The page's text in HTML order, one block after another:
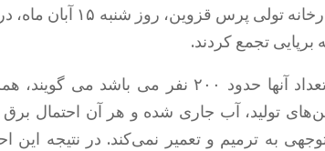
از کارگران کارخانه
برپایی تجمع کردند.
کارگران معترض که تعداد آنها حدود ۲۰۰ نفر
تولید، آب جاری شده و هر آن احتمال برق
توجهی به ترمیم و تعمیر نمی‌کند. در نتیجه این